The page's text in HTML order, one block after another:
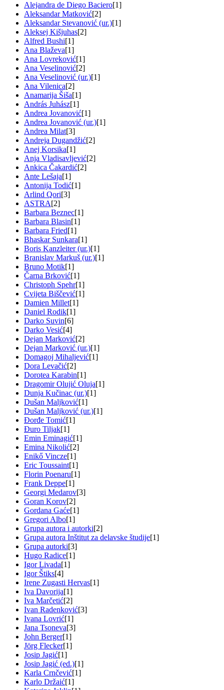
Alejandra de Diego Baciero[1]
Aleksandar Matković[2]
Aleksandar Stevanović (ur.)[1]
Aleksej Kišjuhas[2]
Alfred Bushi[1]
Ana Blaževa[1]
Ana Lovreković[1]
Ana Veselinović[2]
Ana Veselinović (ur.)[1]
Ana Vilenica[2]
Anamarija Šiša[1]
András Juhász[1]
Andrea Jovanović[1]
Andrea Jovanović (ur.)[1]
Andrea Milat[3]
Andreja Dugandžić[2]
Anej Korsika[1]
Anja Vladisavljević[2]
Ankica Čakardić[2]
Ante Lešaja[1]
Antonija Todić[1]
Arlind Qori[3]
ASTRA[2]
Barbara Beznec[1]
Barbara Blasin[1]
Barbara Fried[1]
Bhaskar Sunkara[1]
Boris Kanzleiter (ur.)[1]
Branislav Markuš (ur.)[1]
Bruno Motik[1]
Čarna Brković[1]
Christoph Spehr[1]
Cvijeta Biščević[1]
Damien Millet[1]
Daniel Rodik[1]
Darko Suvin[6]
Darko Vesić[4]
Dejan Marković[2]
Dejan Marković (ur.)[1]
Domagoj Mihaljević[1]
Dora Levačić[2]
Dorotea Karabin[1]
Dragomir Olujić Oluja[1]
Dunja Kučinac (ur.)[1]
Dušan Maljković[1]
Dušan Maljković (ur.)[1]
Đorđe Tomić[1]
Đuro Tiljak[1]
Emin Eminagić[1]
Emina Nikolić[2]
Enikő Vincze[1]
Eric Toussaint[1]
Florin Poenaru[1]
Frank Deppe[1]
Georgi Medarov[3]
Goran Korov[2]
Gordana Gaće[1]
Gregori Albo[1]
Grupa autora i autorki[2]
Grupa autora Inštitut za delavske študije[1]
Grupa autorki[3]
Hugo Radice[1]
Igor Livada[1]
Igor Štiks[4]
Irene Zugasti Hervas[1]
Iva Davorija[1]
Iva Marčetić[2]
Ivan Radenković[3]
Ivana Lovrić[1]
Jana Tsoneva[3]
John Berger[1]
Jörg Flecker[1]
Josip Jagić[1]
Josip Jagić (ed.)[1]
Karla Crnčević[1]
Karlo Držaić[1]